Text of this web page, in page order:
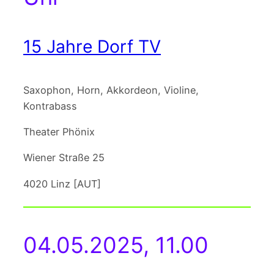
15 Jahre Dorf TV
Saxophon, Horn, Akkordeon, Violine,
Kontrabass
Theater Phönix
Wiener Straße 25
4020 Linz [AUT]
04.05.2025, 11.00